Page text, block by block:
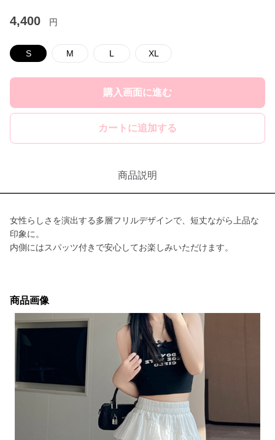
4,400 円
S M L XL
購入画面に進む
カートに追加する
商品説明
女性らしさを演出する多層フリルデザインで、短丈ながら上品な
印象に。
内側にはスパッツ付きで安心してお楽しみいただけます。
商品画像